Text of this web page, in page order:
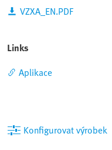
VZXA_EN.PDF
Links
Aplikace
Konfigurovat výrobek